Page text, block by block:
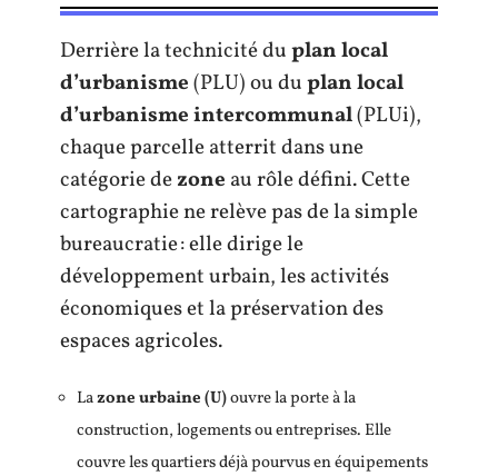
Derrière la technicité duplan local
d’urbanisme(PLU) ou duplan local
d’urbanisme intercommunal(PLUi),
chaque parcelle atterrit dans une
catégorie dezone au rôle défini. Cette
cartographie ne relève pas de la simple
bureaucratie : elle dirige le
développement urbain, les activités
économiques et la préservation des
espaces agricoles.
Lazone urbaine (U)ouvre la porte à la
construction, logements ou entreprises. Elle
couvre les quartiers déjà pourvus en équipements